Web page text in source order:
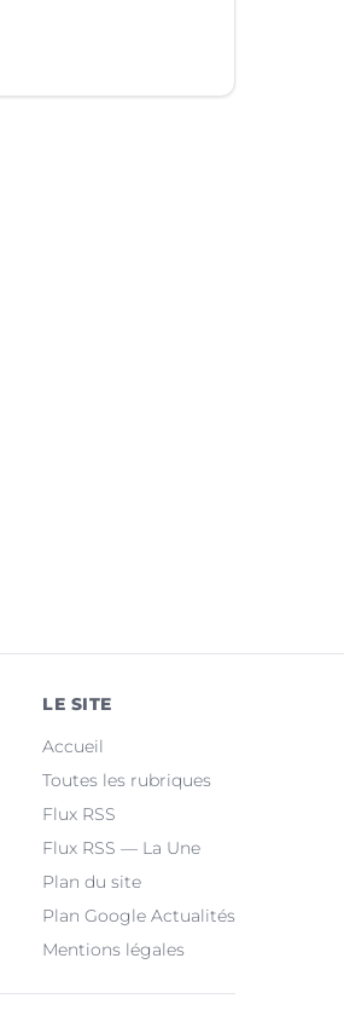
LE SITE
Accueil
Toutes les rubriques
Flux RSS
Flux RSS — La Une
Plan du site
Plan Google Actualités
Mentions légales